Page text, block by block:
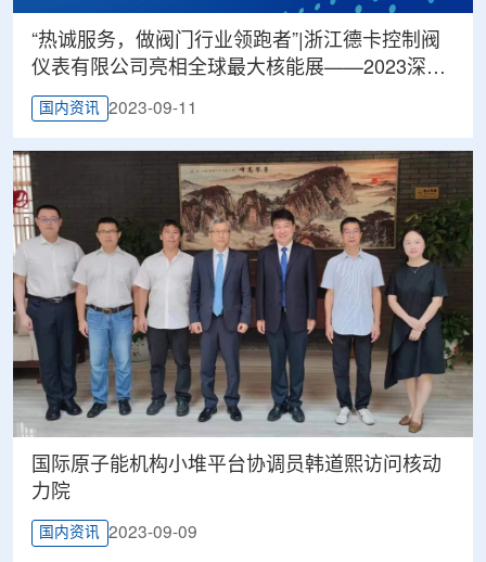
“热诚服务，做阀门行业领跑者”|浙江德卡控制阀
仪表有限公司亮相全球最大核能展——2023深圳
核博会
国内资讯 2023-09-11
国际原子能机构小堆平台协调员韩道熙访问核动
力院
国内资讯 2023-09-09